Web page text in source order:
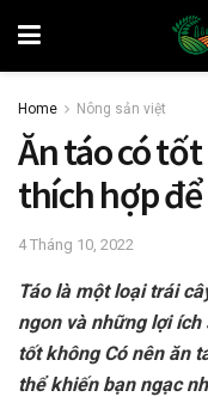
Home Nông sản việt
Ăn táo có
thích hợp để
4 Tháng 10, 2022
Táo là một loại trái
ngon và những lợi
tốt không Có nên ăn
thể khiến bạn ngạc